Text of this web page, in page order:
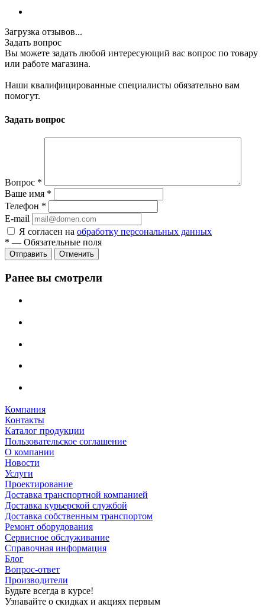
Загрузка отзывов...
Задать вопрос
Вы можете задать любой интересующий вас вопрос по товару
или работе магазина.
Наши квалифицированные специалисты обязательно вам
помогут.
Задать вопрос
Вопрос *
Ваше имя *
Телефон *
E-mail
Я согласен на обработку персональных данных
* — Обязательные поля
Отменить
Ранее вы смотрели
Компания
Контакты
Каталог продукции
Пользовательское соглашение
О компании
Новости
Услуги
Проектирование
Доставка транспортной компанией
Доставка курьерской службой
Доставка собственным транспортом
Ремонт оборудования
Сервисное обслуживание
Справочная информация
Блог
Вопрос-ответ
Производители
Будьте всегда в курсе!
Узнавайте о скидках и акциях первым